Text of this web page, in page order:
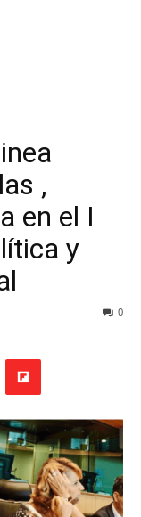
,
en el I
y
0